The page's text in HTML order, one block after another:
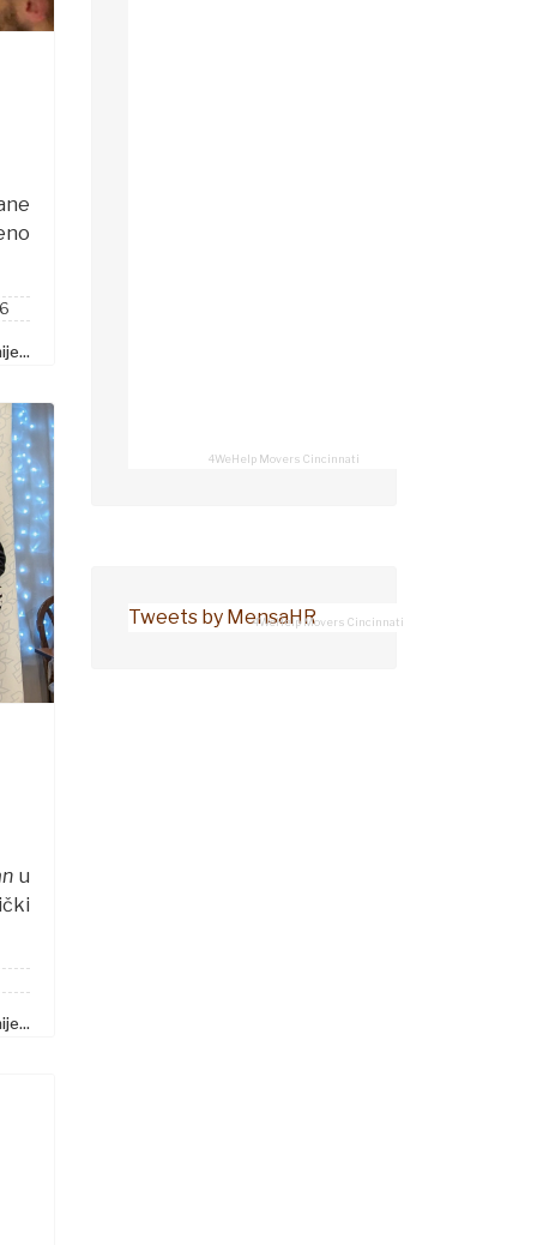
u
4WeHelp Movers Cincinnati
Tweets by MensaHR4WeHelp Movers Cincinnati